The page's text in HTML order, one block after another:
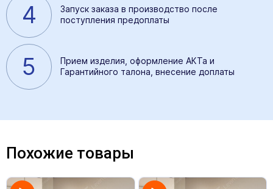
4
Запуск заказа в производство после
поступления предоплаты
5
Прием изделия, оформление АКТа и
Гарантийного талона, внесение доплаты
Похожие товары